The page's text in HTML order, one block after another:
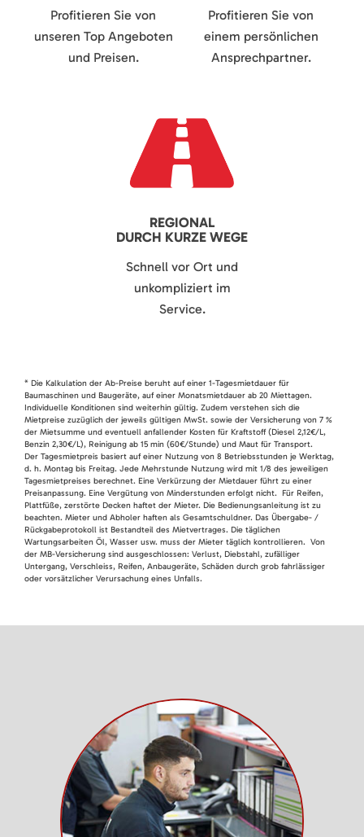
Profitieren Sie von
unseren Top Angeboten
und Preisen.
Profitieren Sie von
einem persönlichen
Ansprechpartner.
REGIONAL
DURCH KURZE WEGE
Schnell vor Ort und
unkompliziert im
Service.
* Die Kalkulation der Ab-Preise beruht auf einer 1-Tagesmietdauer für
Baumaschinen und Baugeräte, auf einer Monatsmietdauer ab 20 Miettagen.
Individuelle Konditionen sind weiterhin gültig. Zudem verstehen sich die
Mietpreise zuzüglich der jeweils gültigen MwSt. sowie der Versicherung von 7 %
der Mietsumme und eventuell anfallender Kosten für Kraftstoff (Diesel 2,12€/L,
Benzin 2,30€/L), Reinigung ab 15 min (60€/Stunde) und Maut für Transport.
Der Tagesmietpreis basiert auf einer Nutzung von 8 Betriebsstunden je Werktag,
d. h. Montag bis Freitag. Jede Mehrstunde Nutzung wird mit 1/8 des jeweiligen
Tagesmietpreises berechnet. Eine Verkürzung der Mietdauer führt zu einer
Preisanpassung. Eine Vergütung von Minderstunden erfolgt nicht. Für Reifen,
Plattfüße, zerstörte Decken haftet der Mieter. Die Bedienungsanleitung ist zu
beachten. Mieter und Abholer haften als Gesamtschuldner. Das Übergabe- /
Rückgabeprotokoll ist Bestandteil des Mietvertrages. Die täglichen
Wartungsarbeiten Öl, Wasser usw. muss der Mieter täglich kontrollieren. Von
der MB-Versicherung sind ausgeschlossen: Verlust, Diebstahl, zufälliger
Untergang, Verschleiss, Reifen, Anbaugeräte, Schäden durch grob fahrlässiger
oder vorsätzlicher Verursachung eines Unfalls.